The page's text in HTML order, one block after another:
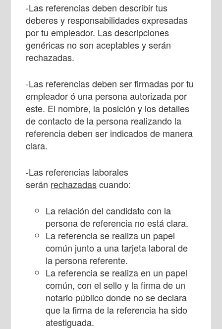
-Las referencias deben describir tus
deberes y responsabilidades expresadas
por tu empleador. Las descripciones
genéricas no son aceptables y serán
rechazadas.
-Las referencias deben ser firmadas por tu
empleador ó una persona autorizada por
este. El nombre, la posición y los detalles
de contacto de la persona realizando la
referencia deben ser indicados de manera
clara.
-Las referencias laborales
serán rechazadascuando:
La relación del candidato con la
persona de referencia no está clara.
La referencia se realiza un papel
común junto a una tarjeta laboral de
la persona referente.
La referencia se realiza en un papel
común, con el sello y la firma de un
notario público donde no se declara
que la firma de la referencia ha sido
atestiguada.